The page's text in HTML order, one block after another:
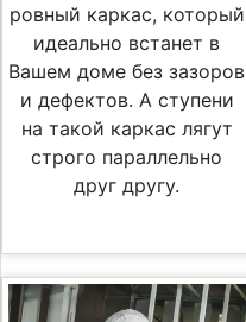
ровный каркас, который
идеально встанет в
Вашем доме без зазоров
и дефектов. А ступени
на такой каркас лягут
строго параллельно
друг другу.